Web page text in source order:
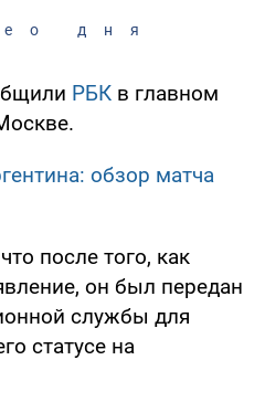
дня
РБК в главном
обзор матча
после того, как
он был передан
службы для
статусе на